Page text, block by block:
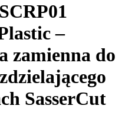
–
zamienna do
SasserCut